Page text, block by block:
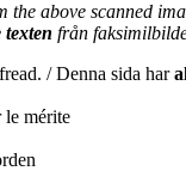
the above scanned
texten från
/ Denna sida har
le mérite